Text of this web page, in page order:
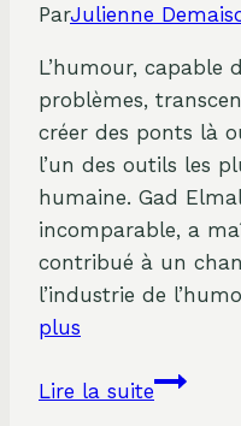
au
cinéma
ParJulienne
L’humour, capable
problèmes,
créer des ponts là
l’un des outils les
humaine. Gad
incomparable, a
contribué à un
l’industrie de
plus
Lire la suiteDe